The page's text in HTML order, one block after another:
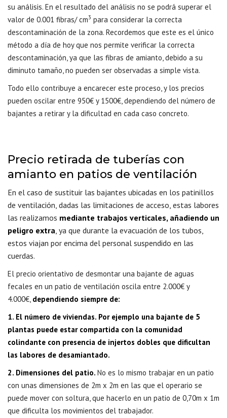
su análisis. En el resultado del análisis no se podrá superar el
valor de 0.001 fibras/ cm3 para considerar la correcta
descontaminación de la zona. Recordemos que este es el único
método a día de hoy que nos permite verificar la correcta
descontaminación, ya que las fibras de amianto, debido a su
diminuto tamaño, no pueden ser observadas a simple vista.
Todo ello contribuye a encarecer este proceso, y los precios
pueden oscilar entre 950€ y 1500€, dependiendo del número de
bajantes a retirar y la dificultad en cada caso concreto.
Precio retirada de tuberías con
amianto en patios de ventilación
En el caso de sustituir las bajantes ubicadas en los patinillos
de ventilación, dadas las limitaciones de acceso, estas labores
las realizamos mediante trabajos verticales, añadiendo un
peligro extra , ya que durante la evacuación de los tubos,
estos viajan por encima del personal suspendido en las
cuerdas.
El precio orientativo de desmontar una bajante de aguas
fecales en un patio de ventilación oscila entre 2.000€ y
4.000€, dependiendo siempre de:
1. El número de viviendas. Por ejemplo una bajante de 5
plantas puede estar compartida con la comunidad
colindante con presencia de injertos dobles que dificultan
las labores de desamiantado.
2. Dimensiones del patio. No es lo mismo trabajar en un patio
con unas dimensiones de 2m x 2m en las que el operario se
puede mover con soltura, que hacerlo en un patio de 0,70m x 1m
que dificulta los movimientos del trabajador.